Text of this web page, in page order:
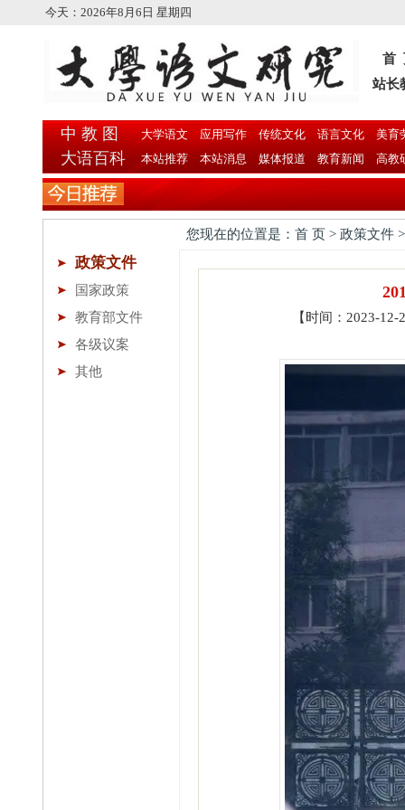
今天： 2026年8月6日 星期四
首
站长
中 教 图
大语百科
大学语文 应用写作 传统文化 语言文化
美育
本站推荐
本站消息 媒体报道 教育新闻 高教
您现在的位置是：首 页 > 政策文件
政策文件
国家政策
教育部文件
各级议案
其他
【时间：2023-